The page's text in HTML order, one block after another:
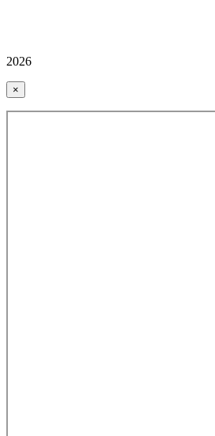
2026
×